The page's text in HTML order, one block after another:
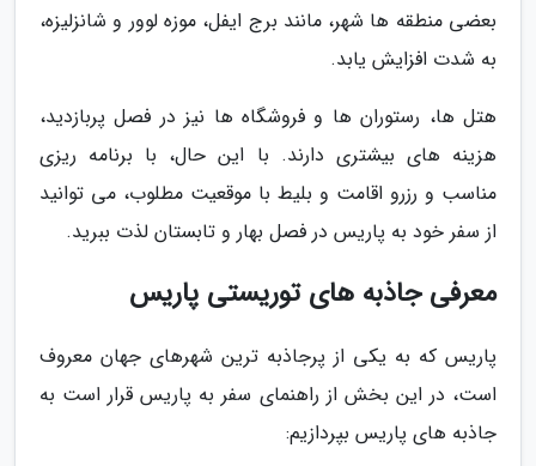
بعضی منطقه ها شهر، مانند برج ایفل، موزه لوور و شانزلیزه،
به شدت افزایش یابد.
هتل ها، رستوران ها و فروشگاه ها نیز در فصل پربازدید،
هزینه های بیشتری دارند. با این حال، با برنامه ریزی
مناسب و رزرو اقامت و بلیط با موقعیت مطلوب، می توانید
از سفر خود به پاریس در فصل بهار و تابستان لذت ببرید.
معرفی جاذبه های توریستی پاریس
پاریس که به یکی از پرجاذبه ترین شهرهای جهان معروف
است، در این بخش از راهنمای سفر به پاریس قرار است به
جاذبه های پاریس بپردازیم: